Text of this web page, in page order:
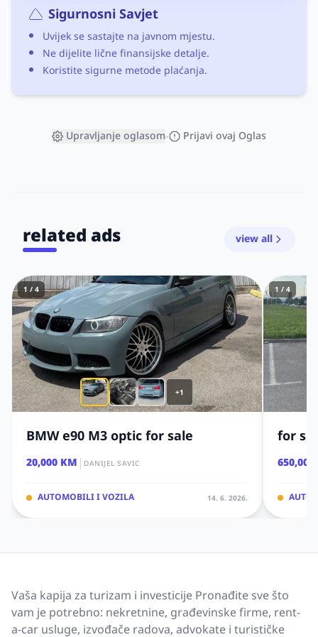
Sigurnosni Savjet
Uvijek se sastajte na javnom mjestu.
Ne dijelite lične finansijske detalje.
Koristite sigurne metode plaćanja.
Upravljanje oglasom• Prijavi ovaj Oglas
related ads view all
+1
1 / 4
BMW e90 M3 optic for sale
20,000 KM| DANIJEL SAVIC
AUTOMOBILI I VOZILA 14. 6. 2026.
1 / 4
for
Vaša kapija za turizam i investicije Pronađite sve što
vam je potrebno: nekretnine, građevinske firme, rent-
a-car usluge, izvođače radova, advokate i turističke